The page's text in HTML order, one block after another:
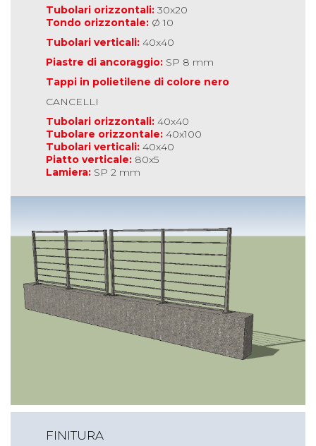
Tubolari orizzontali: 30x20
Tondo orizzontale: Ø 10
Tubolari verticali: 40x40
Piastre di ancoraggio: SP 8 mm
Tappi in polietilene di colore nero
CANCELLI
Tubolari orizzontali: 40x40
Tubolare orizzontale: 40x100
Tubolari verticali: 40x40
Piatto verticale: 80x5
Lamiera: SP 2 mm
FINITURA